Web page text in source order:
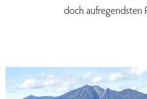
doch aufregendsten